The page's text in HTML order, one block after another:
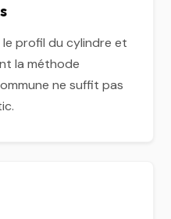
profil du cylindre et
la méthode
ne suffit pas